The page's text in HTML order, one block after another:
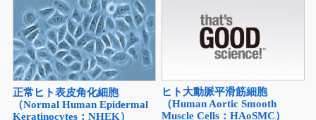
正常ヒト表皮角化細胞
（Normal Human Epidermal
Keratinocytes：NHEK）
ヒト大動脈平滑筋細胞
（Human Aortic Smooth
Muscle Cells：HAoSMC）